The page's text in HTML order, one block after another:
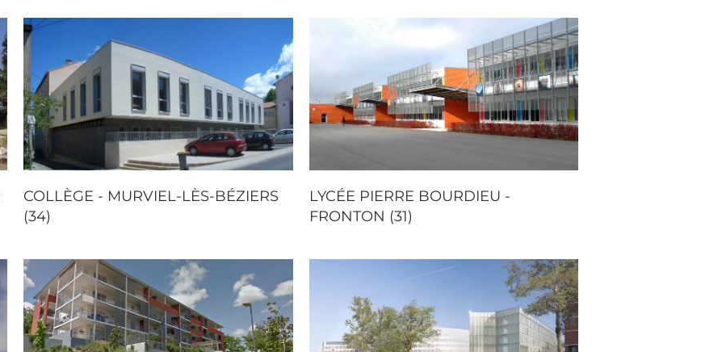
COLLÈGE - MURVIEL-LÈS-BÉZIERS
(34)
LYCÉE PIERRE BOURDIEU -
FRONTON (31)